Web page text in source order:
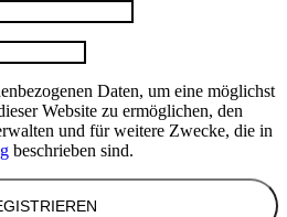
Daten, um eine möglichst
Website zu ermöglichen, den
und für weitere Zwecke, die in
beschrieben sind.